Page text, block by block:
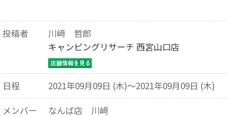
投稿者
川﨑 哲郎
キャンピングリサーチ 西宮山口店
日程
2021年09月09日 (木)～2021年09月09日 (木)
メンバー
なんば店 川﨑